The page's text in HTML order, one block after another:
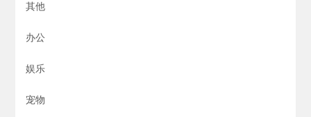
其他
办公
娱乐
宠物